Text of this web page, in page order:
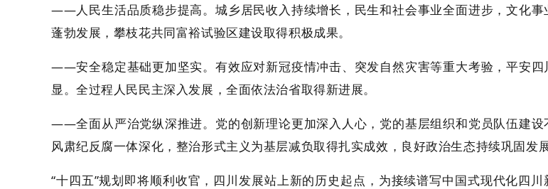
——人民生活品质稳步提高。城乡居民收入持续增长，民生和社会事业全面进步，文化事
蓬勃发展，攀枝花共同富裕试验区建设取得积极成果。
——安全稳定基础更加坚实。有效应对新冠疫情冲击、突发自然灾害等重大考验，平安四
显。全过程人民民主深入发展，全面依法治省取得新进展。
——全面从严治党纵深推进。党的创新理论更加深入人心，党的基层组织和党员队伍建设
风肃纪反腐一体深化，整治形式主义为基层减负取得扎实成效，良好政治生态持续巩固发展
“十四五”规划即将顺利收官，四川发展站上新的历史起点，为接续谱写中国式现代化四川